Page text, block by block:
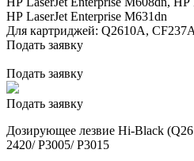
HP LaserJet Enterprise M631dn
Для картриджей: Q2610A, CF237A
Подать заявку
Подать заявку
Подать заявку
Дозирующее лезвие Hi-Black
2420/ P3005/ P3015